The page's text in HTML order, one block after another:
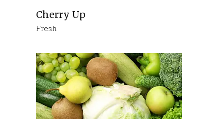
Cherry Up
Fresh